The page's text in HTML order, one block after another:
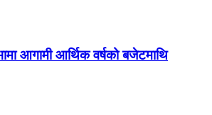
आगामी आर्थिक वर्षको बजेटमाथि